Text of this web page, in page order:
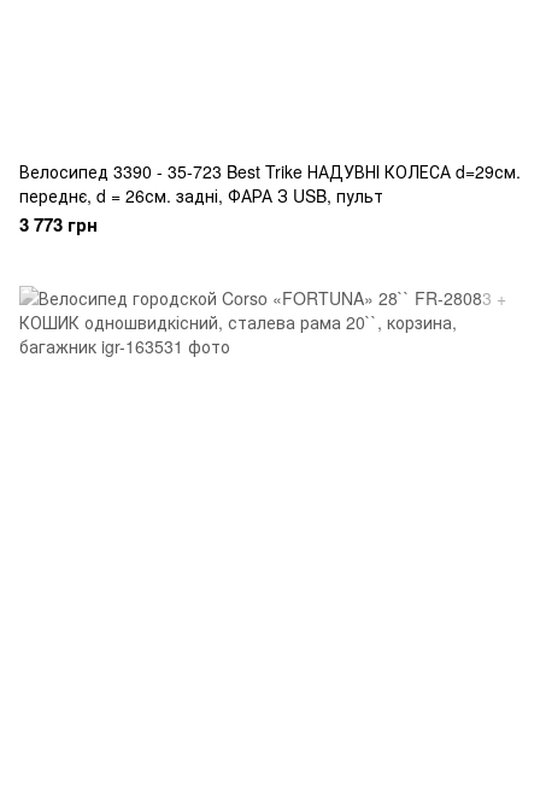
Велосипед 3390 - 35-723 Best Trike НАДУВНІ КОЛЕСА d=29см.
переднє, d = 26см. задні, ФАРА З USB, пульт
3 773 грн